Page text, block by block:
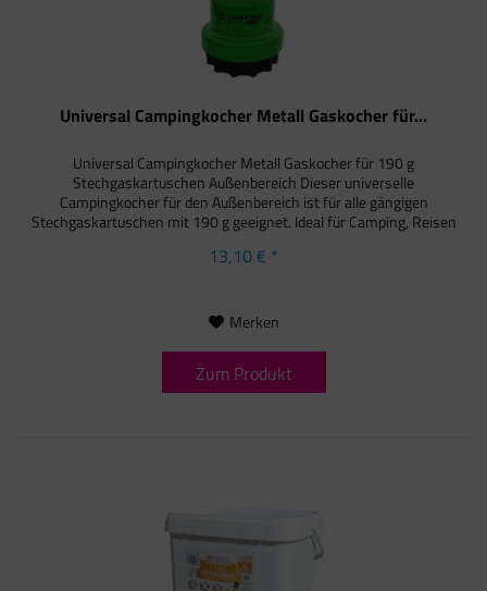
Universal Campingkocher Metall Gaskocher für...
Universal Campingkocher Metall Gaskocher für 190 g
Stechgaskartuschen Außenbereich Dieser universelle
Campingkocher für den Außenbereich ist für alle gängigen
Stechgaskartuschen mit 190 g geeignet. Ideal für Camping, Reisen
13,10 € *
Merken
Zum Produkt